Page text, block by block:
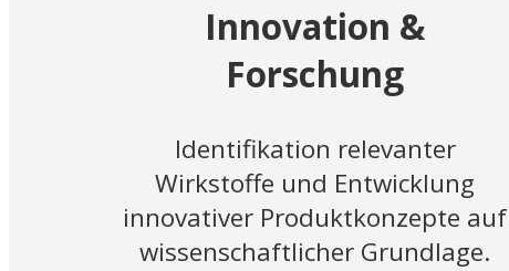
Innovation &
Forschung
Identifikation relevanter
Wirkstoffe und Entwicklung
innovativer Produktkonzepte auf
wissenschaftlicher Grundlage.